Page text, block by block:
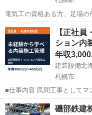
電気工の資格ある方、足場の
根原発、六ヶ所村、柏崎原
年くらい 日当16,000〜
北海道 札幌市 札幌駅
【正社
ション内
年収
建装設備北
札幌市
■仕事内容 民間工事としてマ
戸別ごとにお風呂の取り換
壁紙の取替等の工事を管理するお仕事です。
北海道 札幌市 土木
磯部鉄建